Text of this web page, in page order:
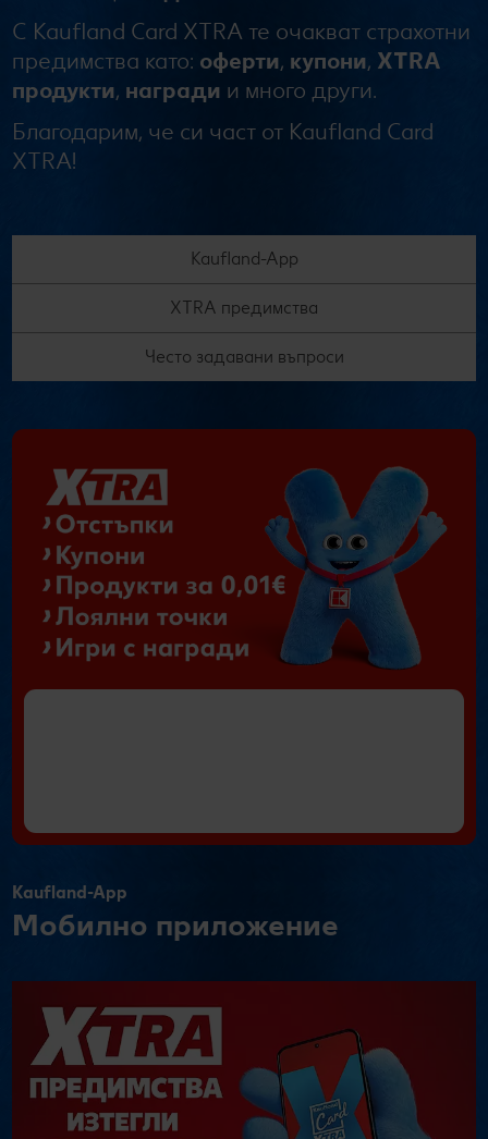
Колелото на наградите
Лексикон на свежестта
Услуги
Ние сме семейство
Съвети от кухнята
Развлечения, отдих и свободно време
С Kaufland Card XTRA те очакват страхотни
предимства като: оферти, купони, XTRA
продукти, награди и много други.
Благодарим, че си част от Kaufland Card
XTRA!
Kaufland-App
XTRA предимства
Често задавани въпроси
Kaufland-App
Мобилно приложение